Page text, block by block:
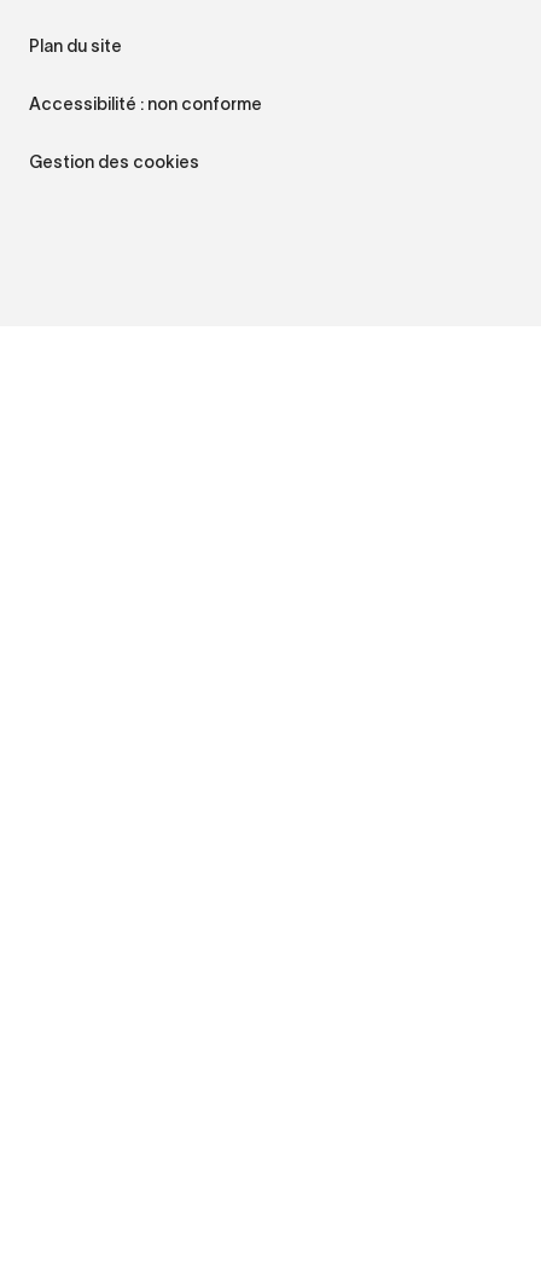
Plan du site
Accessibilité : non conforme
Gestion des cookies